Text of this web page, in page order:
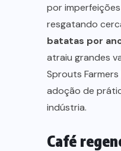
por
resgatando
batatas por
atraiu grandes
Sprouts
adoção de
indústria.
Café